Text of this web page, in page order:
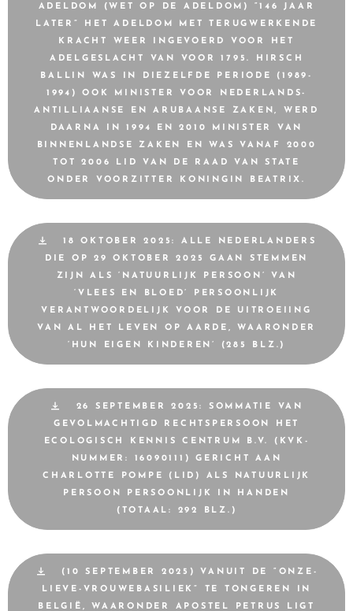
ADELDOM (WET OP DE ADELDOM) “146 JAAR
LATER” HET ADELDOM MET TERUGWERKENDE
KRACHT WEER INGEVOERD VOOR HET
ADELGESLACHT VAN VOOR 1795. HIRSCH
BALLIN WAS IN DIEZELFDE PERIODE (1989-
1994) OOK MINISTER VOOR NEDERLANDS-
ANTILLIAANSE EN ARUBAANSE ZAKEN, WERD
DAARNA IN 1994 EN 2010 MINISTER VAN
BINNENLANDSE ZAKEN EN WAS VANAF 2000
TOT 2006 LID VAN DE RAAD VAN STATE
ONDER VOORZITTER KONINGIN BEATRIX.
18 OKTOBER 2025: ALLE NEDERLANDERS
DIE OP 29 OKTOBER 2025 GAAN STEMMEN
ZIJN ALS ‘NATUURLIJK PERSOON’ VAN
‘VLEES EN BLOED’ PERSOONLIJK
VERANTWOORDELIJK VOOR DE UITROEIING
VAN AL HET LEVEN OP AARDE, WAARONDER
‘HUN EIGEN KINDEREN’ (285 BLZ.)
26 SEPTEMBER 2025: SOMMATIE VAN
GEVOLMACHTIGD RECHTSPERSOON HET
ECOLOGISCH KENNIS CENTRUM B.V. (KVK-
NUMMER: 16090111) GERICHT AAN
CHARLOTTE POMPE (LID) ALS NATUURLIJK
PERSOON PERSOONLIJK IN HANDEN
(TOTAAL: 292 BLZ.)
(10 SEPTEMBER 2025) VANUIT DE “ONZE-
LIEVE-VROUWEBASILIEK” TE TONGEREN IN
BELGIË, WAARONDER APOSTEL PETRUS LIGT